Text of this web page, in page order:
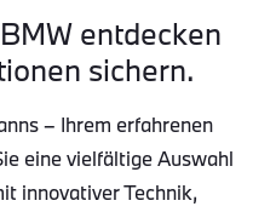
entdecken
sichern.
– Ihrem erfahrenen
eine vielfältige Auswahl
innovativer Technik,